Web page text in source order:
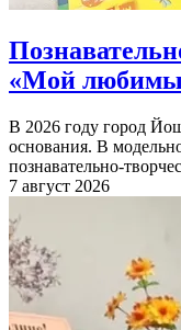
«Мой
В 2026 году город
основания. В
познавательно-
7 август 2026